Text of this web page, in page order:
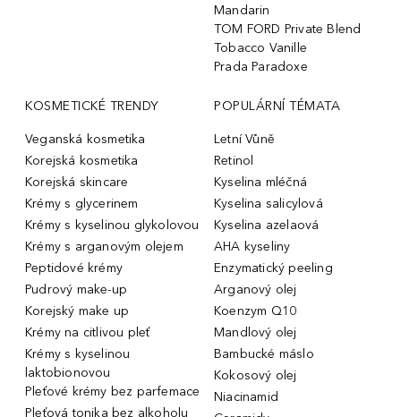
Mandarin
TOM FORD Private Blend
Tobacco Vanille
Prada Paradoxe
KOSMETICKÉ TRENDY
Veganská kosmetika
Korejská kosmetika
Korejská skincare
Krémy s glycerinem
Krémy s kyselinou glykolovou
Krémy s arganovým olejem
Peptidové krémy
Pudrový make-up
Korejský make up
Krémy na citlivou pleť
Krémy s kyselinou
laktobionovou
Pleťové krémy bez parfemace
Pleťová tonika bez alkoholu
POPULÁRNÍ TÉMATA
Letní Vůně
Retinol
Kyselina mléčná
Kyselina salicylová
Kyselina azelaová
AHA kyseliny
Enzymatický peeling
Arganový olej
Koenzym Q10
Mandlový olej
Bambucké máslo
Kokosový olej
Niacinamid